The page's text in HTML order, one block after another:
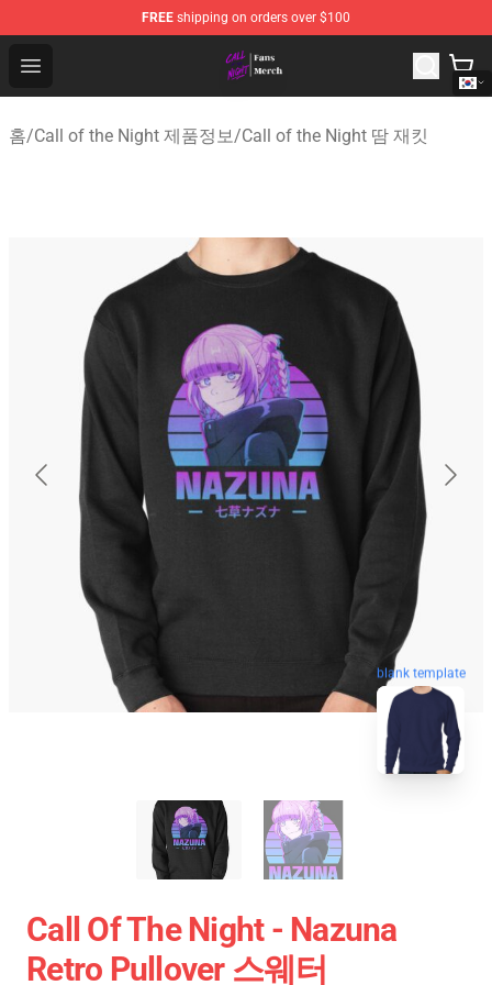
FREE shipping on orders over $100
Open menu
Call of the Night Store - Official Call of the Night
홈/Call of the Night 제품정보/Call of the Night 땀 재킷
blank template
Call Of The Night - Nazuna
Retro Pullover 스웨터